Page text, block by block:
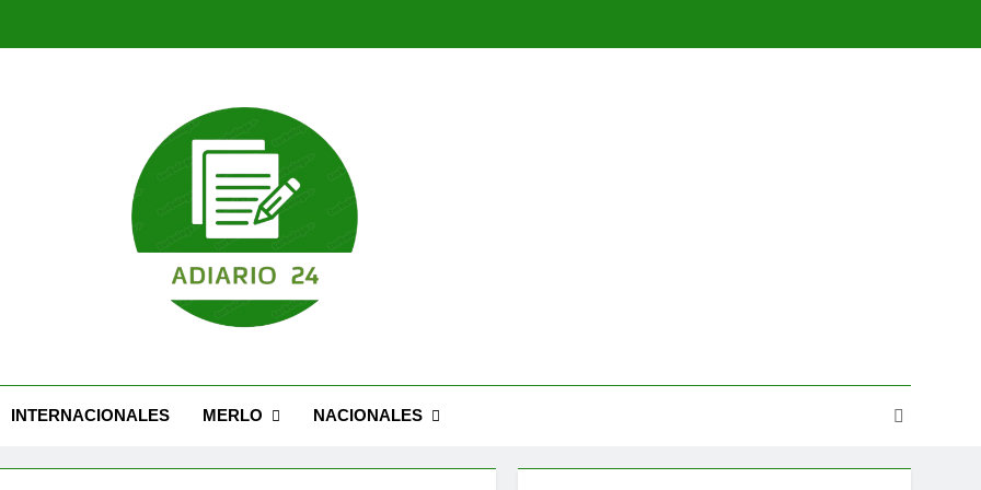
INTERNACIONALES MERLO NACIONALES